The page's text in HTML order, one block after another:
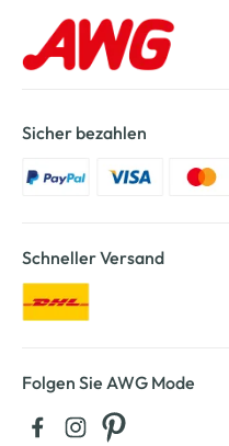
Sicher bezahlen
Schneller Versand
Folgen Sie AWG Mode